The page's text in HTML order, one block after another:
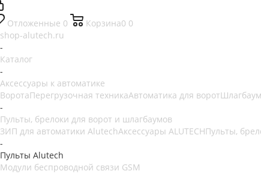
Отложенные 0 Корзина0 0
shop-alutech.ru
-
Каталог
-
Аксессуары к автоматике
ВоротаПерегрузочная техникаАвтоматика для ворот
-
Пульты, брелоки для ворот и шлагбаумов
ЗИП для автоматики AlutechАксессуары ALUTECHПульты,
-
Пульты Alutech
Модули беспроводной связи GSM